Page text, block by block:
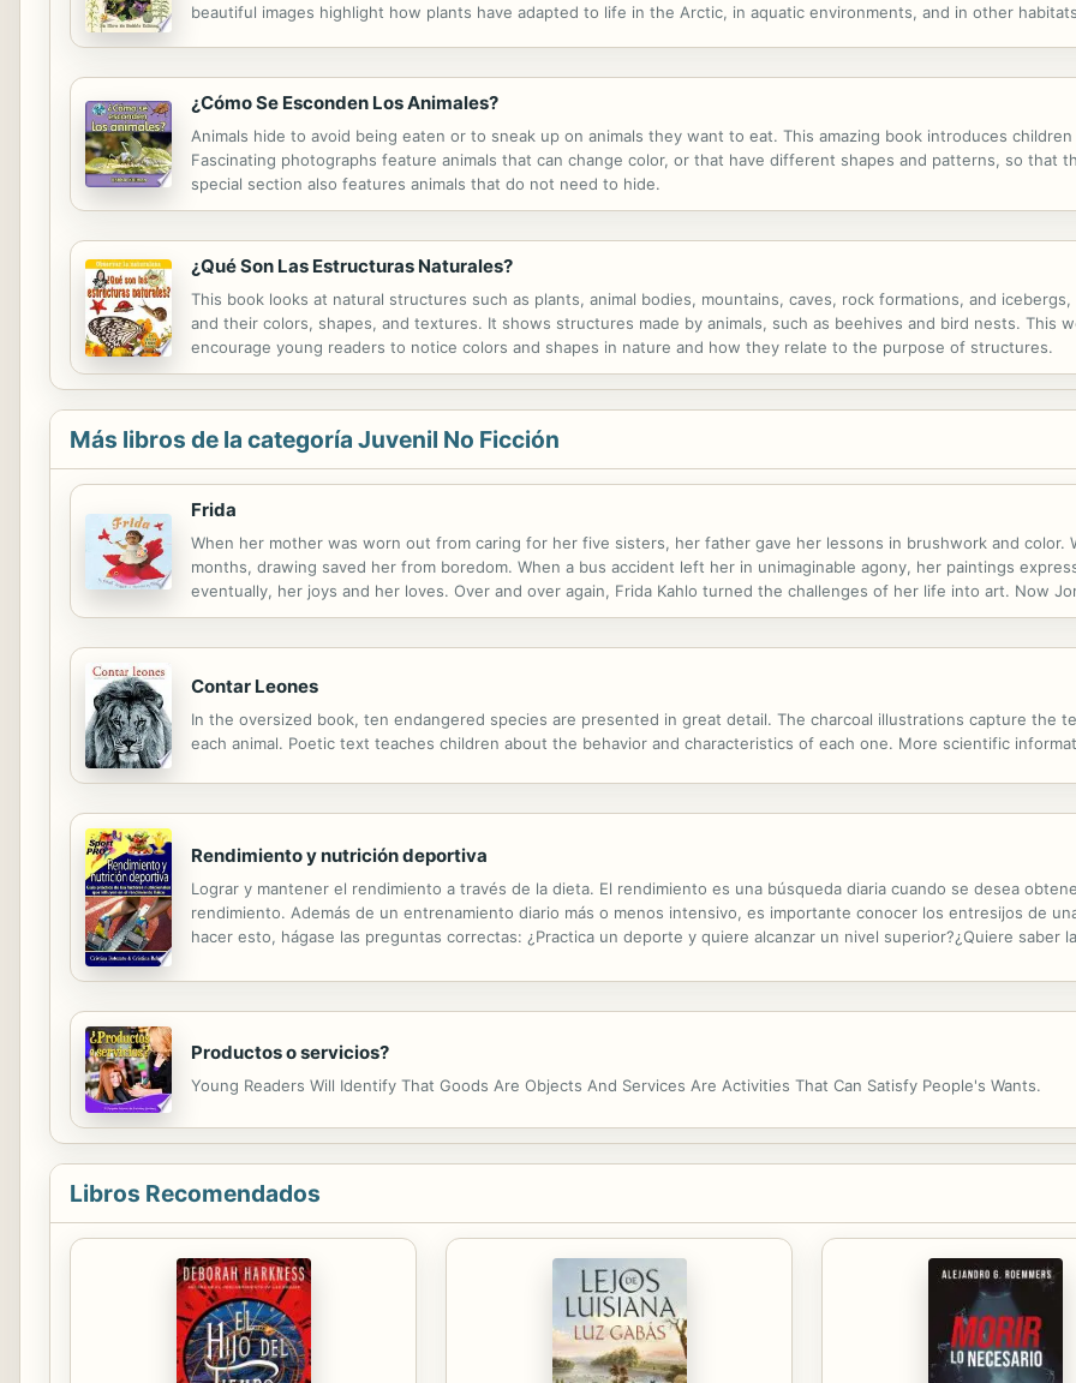
beautiful images highlight how plants have adapted to life in the Arctic, in aquatic environments, and in other
¿Cómo Se Esconden Los Animales?
Animals hide to avoid being eaten or to sneak up on animals they want to eat. This amazing book introduces
Fascinating photographs feature animals that can change color, or that have different shapes and patterns, so that
special section also features animals that do not need to hide.
¿Qué Son Las Estructuras Naturales?
This book looks at natural structures such as plants, animal bodies, mountains, caves, rock formations, and
and their colors, shapes, and textures. It shows structures made by animals, such as beehives and bird nests. This
encourage young readers to notice colors and shapes in nature and how they relate to the purpose of structures.
Más libros de la categoría Juvenil No Ficción
Frida
When her mother was worn out from caring for her five sisters, her father gave her lessons in brushwork and color.
months, drawing saved her from boredom. When a bus accident left her in unimaginable agony, her paintings
eventually, her joys and her loves. Over and over again, Frida Kahlo turned the challenges of her life into art. Now
both the art and the life to create a playful, insightful tribute to one of the twentieth century's most influential
Contar Leones
In the oversized book, ten endangered species are presented in great detail. The charcoal illustrations capture the
each animal. Poetic text teaches children about the behavior and characteristics of each one. More scientific
Rendimiento y nutrición deportiva
Lograr y mantener el rendimiento a través de la dieta. El rendimiento es una búsqueda diaria cuando se desea
rendimiento. Además de un entrenamiento diario más o menos intensivo, es importante conocer los entresijos de
hacer esto, hágase las preguntas correctas: ¿Practica un deporte y quiere alcanzar un nivel superior?¿Quiere saber
Productos o servicios?
Young Readers Will Identify That Goods Are Objects And Services Are Activities That Can Satisfy People's Wants.
Libros Recomendados